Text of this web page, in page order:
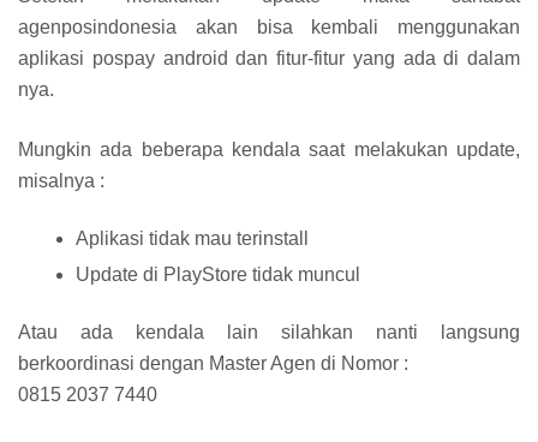
agenposindonesia akan bisa kembali menggunakan
aplikasi pospay android dan fitur-fitur yang ada di dalam
nya.
Mungkin ada beberapa kendala saat melakukan update,
misalnya :
Aplikasi tidak mau terinstall
Update di PlayStore tidak muncul
Atau ada kendala lain silahkan nanti langsung
berkoordinasi dengan Master Agen di Nomor :
0815 2037 7440